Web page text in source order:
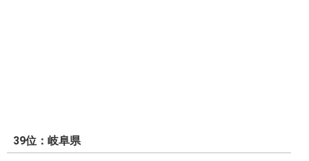
39位：岐阜県